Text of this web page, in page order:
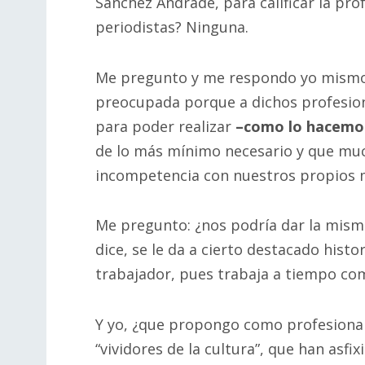
periodistas? Ninguna.
Me pregunto y me respondo yo
preocupada porque a dichos
para poder realizar –como lo
de lo más mínimo necesario y que
incompetencia con nuestros propios
Me pregunto: ¿nos podría dar la
dice, se le da a cierto destacado
trabajador, pues trabaja a tiempo
Y yo, ¿que propongo como
“vividores de la cultura”, que han